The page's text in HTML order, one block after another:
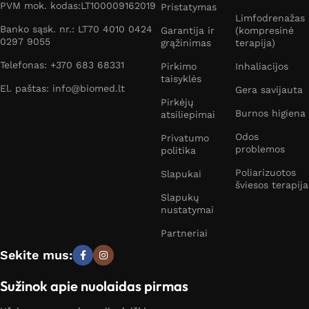
PVM mok. kodas:LT100009162019
Banko sąsk. nr.: LT70 4010 0424
0297 9055
Telefonas: +370 683 68331
El. paštas: info@biomed.lt
Pristatymas
Garantija ir
grąžinimas
Pirkimo
taisyklės
Pirkėjų
atsiliepimai
Privatumo
politika
Slapukai
Slapukų
nustatymai
Partneriai
Limfodrenažas
(kompresinė
terapija)
Inhaliacijos
Gera savijauta
Burnos higiena
Odos
problemos
Poliarizuotos
šviesos terapija
Sekite mus:
Sužinok apie nuolaidas pirmas